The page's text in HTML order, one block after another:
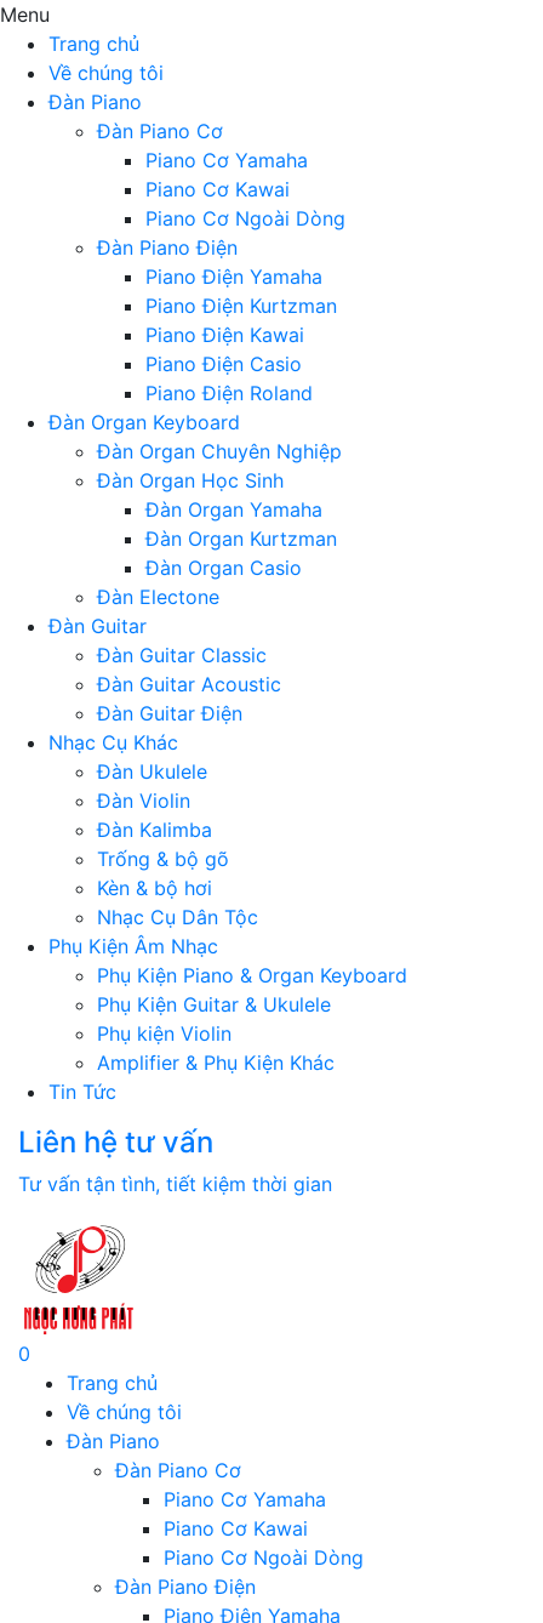
Menu
Trang chủ
Về chúng tôi
Đàn Piano
Đàn Piano Cơ
Piano Cơ Yamaha
Piano Cơ Kawai
Piano Cơ Ngoài Dòng
Đàn Piano Điện
Piano Điện Yamaha
Piano Điện Kurtzman
Piano Điện Kawai
Piano Điện Casio
Piano Điện Roland
Đàn Organ Keyboard
Đàn Organ Chuyên Nghiệp
Đàn Organ Học Sinh
Đàn Organ Yamaha
Đàn Organ Kurtzman
Đàn Organ Casio
Đàn Electone
Đàn Guitar
Đàn Guitar Classic
Đàn Guitar Acoustic
Đàn Guitar Điện
Nhạc Cụ Khác
Đàn Ukulele
Đàn Violin
Đàn Kalimba
Trống & bộ gõ
Kèn & bộ hơi
Nhạc Cụ Dân Tộc
Phụ Kiện Âm Nhạc
Phụ Kiện Piano & Organ Keyboard
Phụ Kiện Guitar & Ukulele
Phụ kiện Violin
Amplifier & Phụ Kiện Khác
Tin Tức
Liên hệ tư vấn
Tư vấn tận tình, tiết kiệm thời gian
0
Trang chủ
Về chúng tôi
Đàn Piano
Đàn Piano Cơ
Piano Cơ Yamaha
Piano Cơ Kawai
Piano Cơ Ngoài Dòng
Đàn Piano Điện
Piano Điện Yamaha